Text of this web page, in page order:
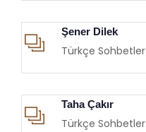
Şener Dilek
Türkçe Sohbetler
Taha Çakır
Türkçe Sohbetler